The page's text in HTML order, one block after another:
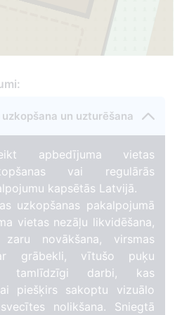
un uzturēšana
apbedījuma vietas
vai regulārās
kapsētās Latvijā.
uzkopšanas pakalpojumā
vietas nezāļu likvidēšana,
novākšana, virsmas
grābekli, vītušo puķu
tamlīdzīgi darbi, kas
piešķirs sakoptu vizuālo
nolikšana. Sniegtā